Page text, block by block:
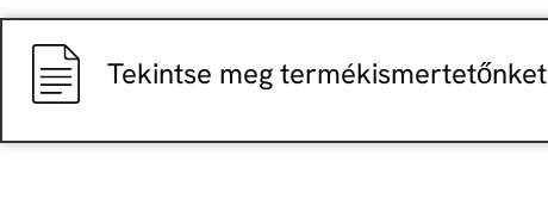
Tekintse meg termékismertetőnket​